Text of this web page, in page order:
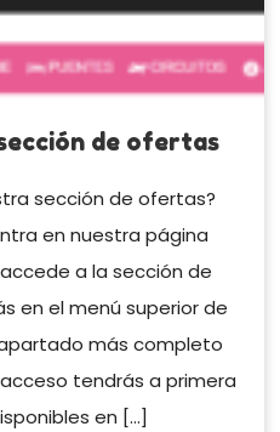
de ofertas
sección de ofertas?
en nuestra página
a la sección de
en el menú superior de
más completo
tendrás a primera
en […]